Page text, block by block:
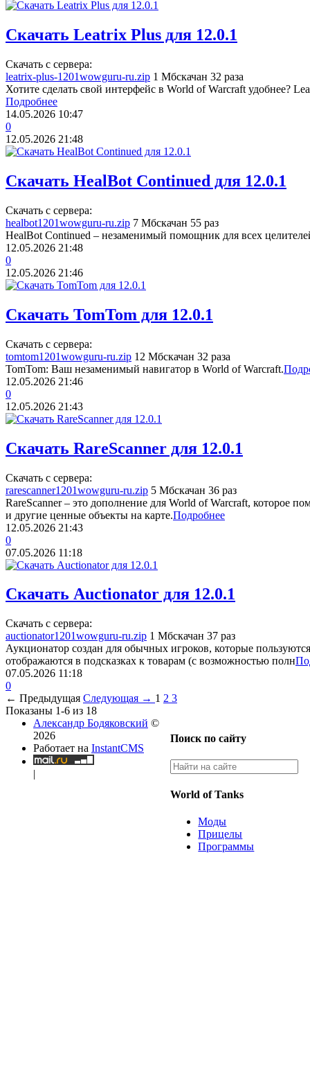
Скачать Leatrix Plus для 12.0.1
Скачать с сервера:
leatrix-plus-1201wowguru-ru.zip 1 Мбскачан 32 раза
Хотите сделать свой интерфейс в World of Warcraft удобнее?
Подробнее
14.05.2026 10:47
0
12.05.2026 21:48
Скачать HealBot Continued для 12.0.1
Скачать с сервера:
healbot1201wowguru-ru.zip 7 Мбскачан 55 раз
HealBot Continued – незаменимый помощник для всех
12.05.2026 21:48
0
12.05.2026 21:46
Скачать TomTom для 12.0.1
Скачать с сервера:
tomtom1201wowguru-ru.zip 12 Мбскачан 32 раза
TomTom: Ваш незаменимый навигатор в World of Warcraft.
12.05.2026 21:46
0
12.05.2026 21:43
Скачать RareScanner для 12.0.1
Скачать с сервера:
rarescanner1201wowguru-ru.zip 5 Мбскачан 36 раз
RareScanner – это дополнение для World of Warcraft, которое
и другие ценные объекты на карте.Подробнее
12.05.2026 21:43
0
07.05.2026 11:18
Скачать Auctionator для 12.0.1
Скачать с сервера:
auctionator1201wowguru-ru.zip 1 Мбскачан 37 раз
Аукционатор создан для обычных игроков, которые
отображаются в подсказках к товарам (с возможностью полн
07.05.2026 11:18
0
← Предыдущая Следующая → 1 2 3
Показаны 1-6 из 18
Поиск по сайту
World of Tanks
Моды
Прицелы
Программы
Александр Бодяковский ©
2026
Работает на InstantCMS
|